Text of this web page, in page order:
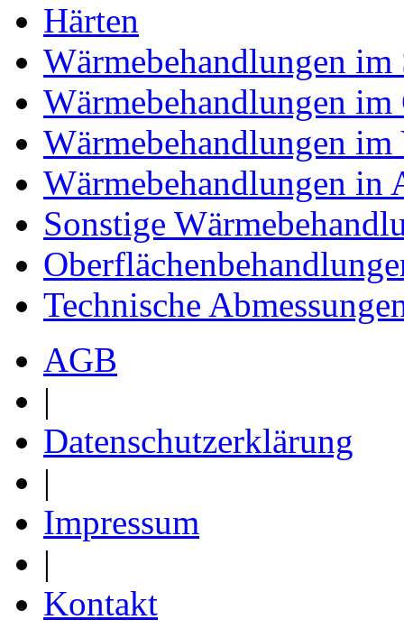
Härten
Wärmebehandlungen im
Wärmebehandlungen im
Wärmebehandlungen im
Wärmebehandlungen in
Sonstige
Technische
AGB
|
Datenschutzerklärung
|
Impressum
|
Kontakt